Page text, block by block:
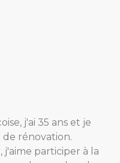
j'ai 35 ans et je
rénovation.
j'aime participer à la